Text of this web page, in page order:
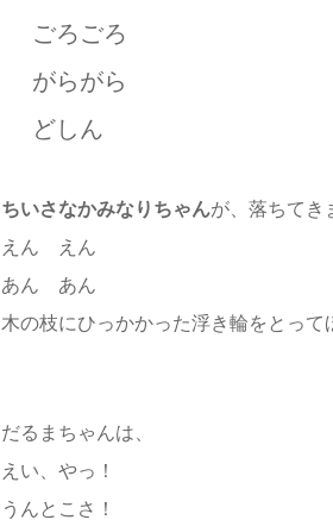
ごろごろ
がらがら
どしん
ちいさなかみなりちゃんが、落ちてき
えん えん
あん あん
木の枝にひっかかった浮き輪をとって
だるまちゃんは、
えい、やっ！
うんとこさ！